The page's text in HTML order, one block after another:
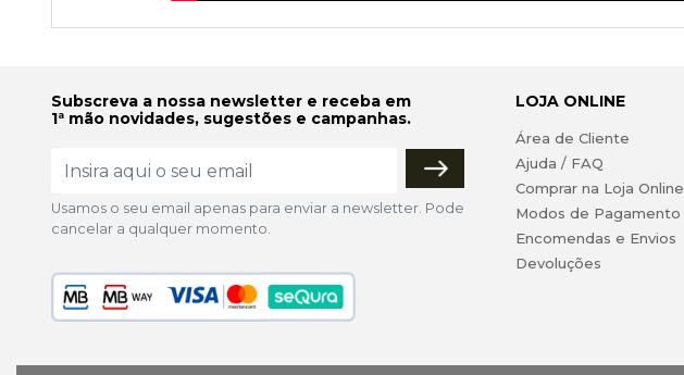
Subscreva a nossa newsletter e receba em
1ª mão novidades, sugestões e campanhas.
Usamos o seu email apenas para enviar a newsletter. Pode
cancelar a qualquer momento.
LOJA ONLINE
Área de Cliente
Ajuda / FAQ
Comprar na Loja Online
Modos de Pagamento
Encomendas e Envios
Devoluções